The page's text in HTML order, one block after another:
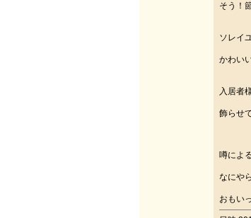
そう！
ソレイ
かわい
入居者
飾らせ
噂によ
なにや
おもい